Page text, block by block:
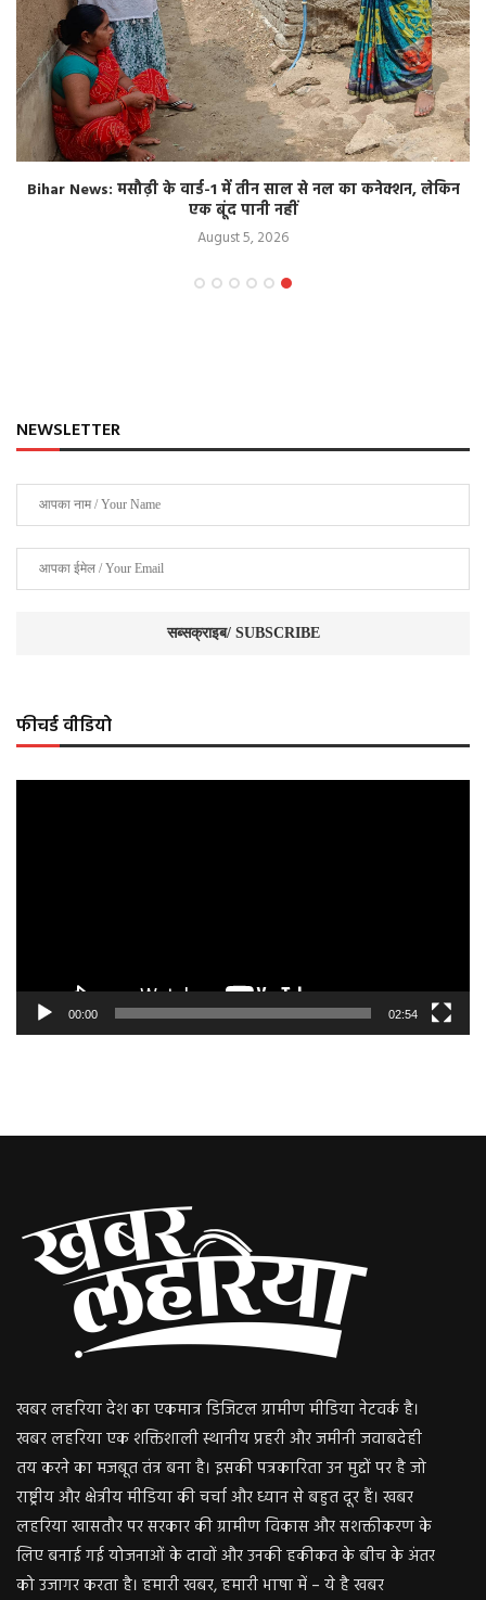
Bihar News: मसौढ़ी के वार्ड-1 में तीन साल से नल का कनेक्शन, लेकिन
एक बूंद पानी नहीं
August 5, 2026
NEWSLETTER
फीचर्ड वीडियो
00:00 02:54
खबर लहरिया देश का एकमात्र डिजिटल ग्रामीण मीडिया नेटवर्क है।
खबर लहरिया एक शक्तिशाली स्थानीय प्रहरी और जमीनी जवाबदेही
तय करने का मजबूत तंत्र बना है। इसकी पत्रकारिता उन मुद्दों पर है जो
राष्ट्रीय और क्षेत्रीय मीडिया की चर्चा और ध्यान से बहुत दूर हैं। खबर
लहरिया खासतौर पर सरकार की ग्रामीण विकास और सशक्तीकरण के
लिए बनाई गई योजनाओं के दावों और उनकी हकीकत के बीच के अंतर
को उजागर करता है। हमारी खबर, हमारी भाषा में – ये है खबर